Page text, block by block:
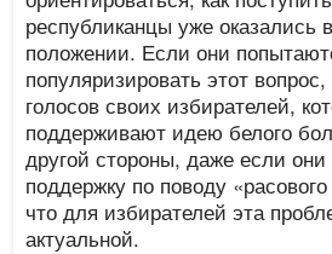
республиканцы уже оказались
положении. Если они
популяризировать этот
голосов своих избирателей,
поддерживают идею белого
другой стороны, даже если они
поддержку по поводу
что для избирателей эта
актуальной.